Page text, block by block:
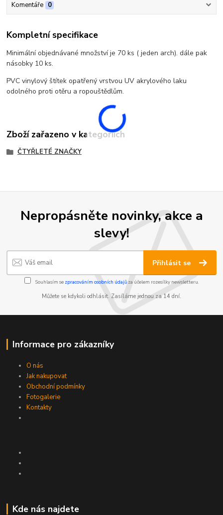
Komentáře 0
Kompletní specifikace
Minimální objednávané množství je 70 ks ( jeden arch). dále pak
násobky 10 ks.
PVC vinylový štítek opatřený vrstvou UV akrylového laku
odolného proti otěru a ropouštědlům.
Zboží zařazeno v kategoriích
ČTYŘLETÉ ZNAČKY
Nepropásněte novinky, akce a
slevy!
Přihlásit se
Souhlasím se zpracováním osobních údajůza účelem rozesílky newsletteru.
Můžete se kdykoli odhlásit. Zasíláme jednou za 14 dní.
Informace pro zákazníky
O nás
Jak nakupovat
Obchodní podmínky
Fotogalerie
Kontakty
Kde nás najdete